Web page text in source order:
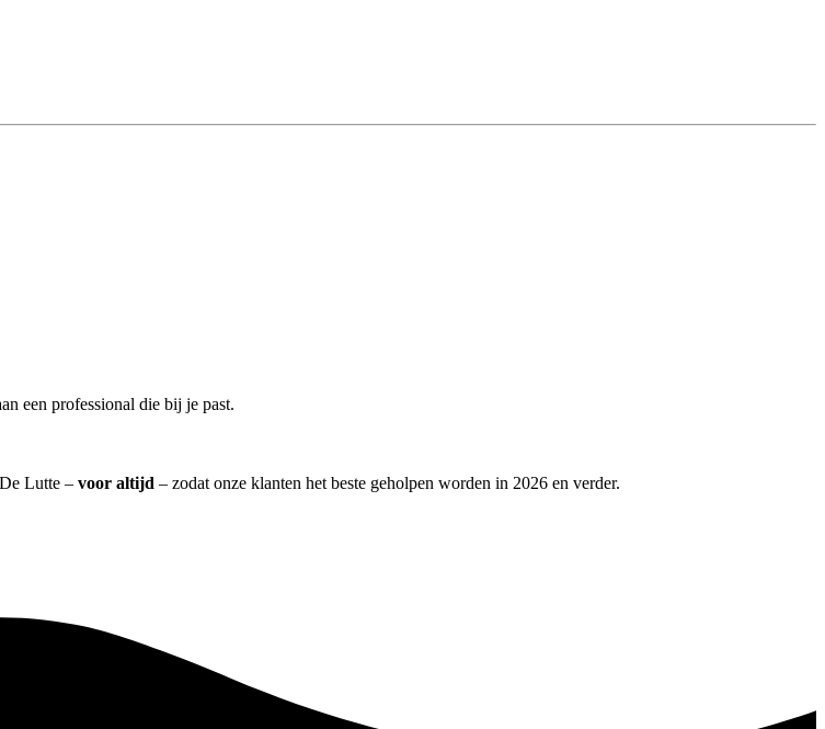
een professional die bij je past.
Lutte – voor altijd – zodat onze klanten het beste geholpen worden in 2026 en verder.